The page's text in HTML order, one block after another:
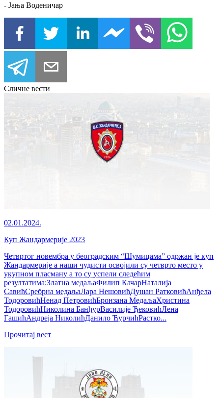
- Јања Воденичар
Сличне вести
02.01.2024.
Куп Жандармерије 2023
Четвртог новембра у београдским “Шумицама” одржан је куп
Жандармерије а наши чудисти освојили су четврто место у
укупном пласману а то су успели следећим
резултатима:Златна медаљаФилип КачарНаталија
СавићСребрна медаљаЛара НешовићДушан РатковићАнђела
ТодоровићНенад ПетровићБронзана МедаљаХристина
ТодоровићНиколина БанђурВасилије ЂековићЛена
ГашићАндреја НиколићДанило ЋурчићРастко...
Прочитај вест